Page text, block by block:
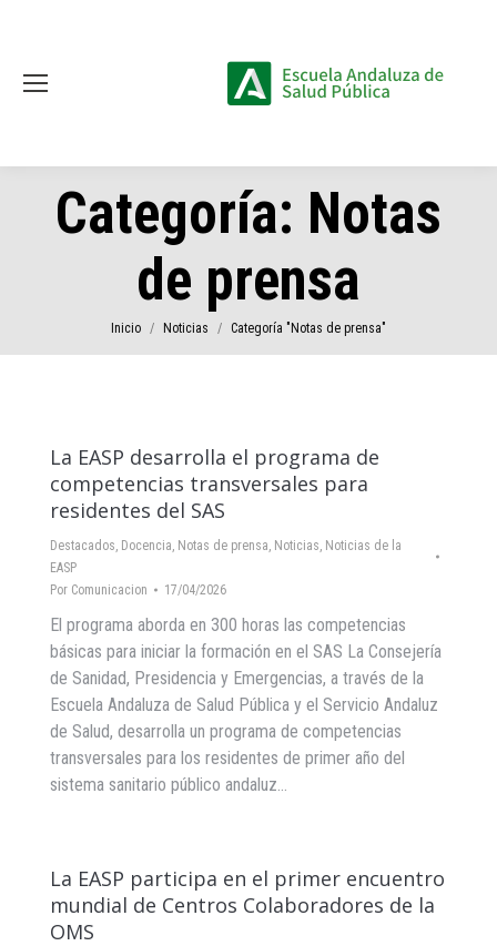
Categoría: Notas
de prensa
Estás aquí:
Inicio Noticias Categoría "Notas de prensa"
La EASP desarrolla el programa de
competencias transversales para
residentes del SAS
Destacados, Docencia, Notas de prensa, Noticias, Noticias de la
EASP
Por Comunicacion 17/04/2026
El programa aborda en 300 horas las competencias
básicas para iniciar la formación en el SAS La Consejería
de Sanidad, Presidencia y Emergencias, a través de la
Escuela Andaluza de Salud Pública y el Servicio Andaluz
de Salud, desarrolla un programa de competencias
transversales para los residentes de primer año del
sistema sanitario público andaluz…
La EASP participa en el primer encuentro
mundial de Centros Colaboradores de la
OMS